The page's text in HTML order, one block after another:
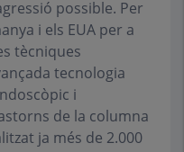
possible. Per
i els EUA per a
tècniques
tecnologia
i
de la columna
ja més de 2.000